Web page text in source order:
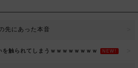
先にあった本音
を触られてしまうｗｗｗｗｗｗｗｗ NEW!